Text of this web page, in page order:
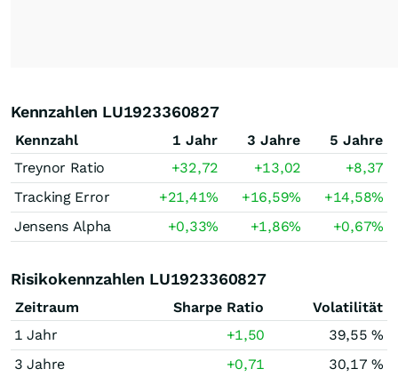
Kennzahlen LU1923360827
Kennzahl 1 Jahr 3 Jahre
5 Jahre
Treynor Ratio
+32,72 +13,02
+8,37
Tracking Error
+21,41% +16,59% +14,58%
Jensens Alpha
+0,33% +1,86% +0,67%
Risikokennzahlen LU1923360827
Zeitraum Sharpe Ratio
Volatilität
1 Jahr
+1,50
39,55 %
3 Jahre
+0,71
30,17 %